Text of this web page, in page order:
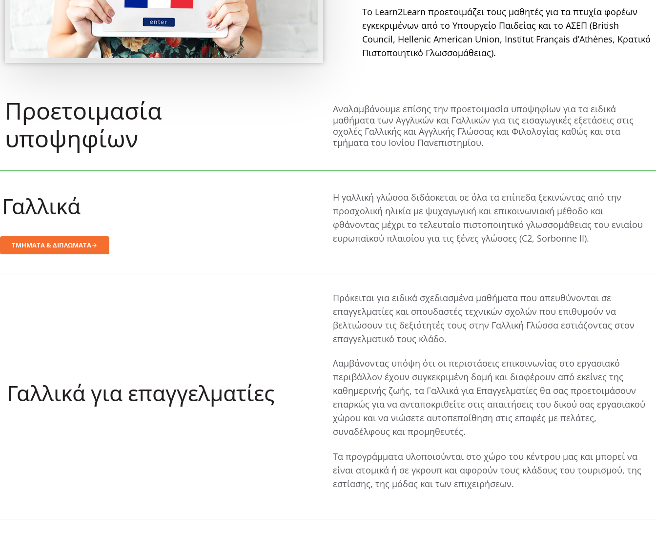
Το Learn2Learn προετοιμάζει τους μαθητές για τα πτυχία φορέων
εγκεκριμένων από το Υπουργείο Παιδείας και το ΑΣΕΠ (British
Council, Hellenic American Union, Institut Français d’Athènes, Κρατικό
Πιστοποιητικό Γλωσσομάθειας).
Προετοιμασία
υποψηφίων
Αναλαμβάνουμε επίσης την προετοιμασία υποψηφίων για τα ειδικά
μαθήματα των Αγγλικών και Γαλλικών για τις εισαγωγικές εξετάσεις στις
σχολές Γαλλικής και Αγγλικής Γλώσσας και Φιλολογίας καθώς και στα
τμήματα του Ιονίου Πανεπιστημίου.
Γαλλικά
ΤΜΗΜΑΤΑ & ΔΙΠΛΩΜΑΤΑ
Η γαλλική γλώσσα διδάσκεται σε όλα τα επίπεδα ξεκινώντας από την
προσχολική ηλικία με ψυχαγωγική και επικοινωνιακή μέθοδο και
φθάνοντας μέχρι το τελευταίο πιστοποιητικό γλωσσομάθειας του ενιαίου
ευρωπαϊκού πλαισίου για τις ξένες γλώσσες (C2, Sorbonne II).
Γαλλικά για επαγγελματίες
Πρόκειται για ειδικά σχεδιασμένα μαθήματα που απευθύνονται σε
επαγγελματίες και σπουδαστές τεχνικών σχολών που επιθυμούν να
βελτιώσουν τις δεξιότητές τους στην Γαλλική Γλώσσα εστιάζοντας στον
επαγγελματικό τους κλάδο.
Λαμβάνοντας υπόψη ότι οι περιστάσεις επικοινωνίας στο εργασιακό
περιβάλλον έχουν συγκεκριμένη δομή και διαφέρουν από εκείνες της
καθημερινής ζωής, τα Γαλλικά για Επαγγελματίες θα σας προετοιμάσουν
επαρκώς για να ανταποκριθείτε στις απαιτήσεις του δικού σας εργασιακού
χώρου και να νιώσετε αυτοπεποίθηση στις επαφές με πελάτες,
συναδέλφους και προμηθευτές.
Τα προγράμματα υλοποιούνται στο χώρο του κέντρου μας και μπορεί να
είναι ατομικά ή σε γκρουπ και αφορούν τους κλάδους του τουρισμού, της
εστίασης, της μόδας και των επιχειρήσεων.